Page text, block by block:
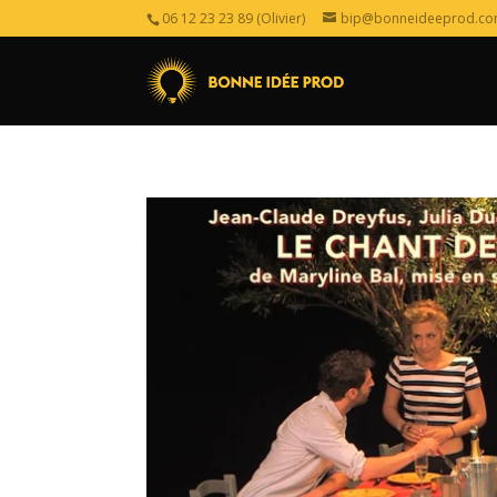
06 12 23 23 89 (Olivier)